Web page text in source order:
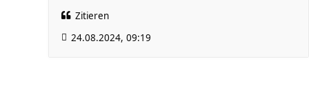
Zitieren
24.08.2024, 09:19